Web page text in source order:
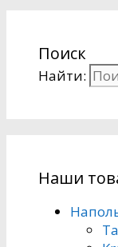
Поиск
Найти:
Наши